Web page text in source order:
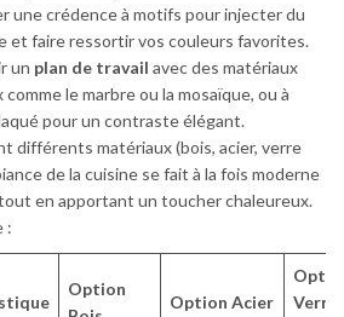
une crédence à motifs pour injecter du
et faire ressortir vos couleurs favorites.
un plan de travail avec des matériaux
comme le marbre ou la mosaïque, ou à
pour un contraste élégant.
différents matériaux (bois, acier, verre
de la cuisine se fait à la fois moderne
en apportant un toucher chaleureux.
:
Option
Option Acier
Verre